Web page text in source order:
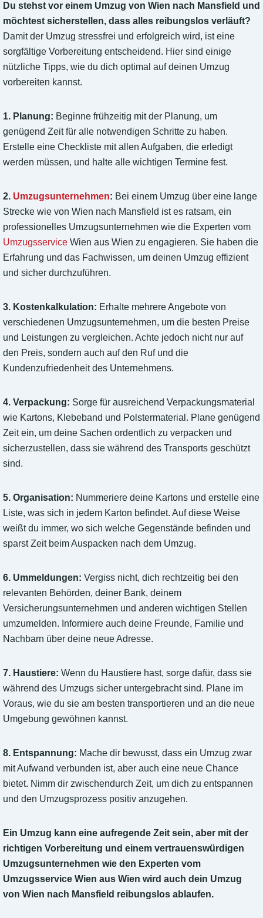
Du stehst vor einem Umzug von Wien nach Mansfield und
möchtest sicherstellen, dass alles reibungslos verläuft?
Damit der Umzug stressfrei und erfolgreich wird, ist eine
sorgfältige Vorbereitung entscheidend. Hier sind einige
nützliche Tipps, wie du dich optimal auf deinen Umzug
vorbereiten kannst.
1. Planung: Beginne frühzeitig mit der Planung, um
genügend Zeit für alle notwendigen Schritte zu haben.
Erstelle eine Checkliste mit allen Aufgaben, die erledigt
werden müssen, und halte alle wichtigen Termine fest.
2. Umzugsunternehmen: Bei einem Umzug über eine lange
Strecke wie von Wien nach Mansfield ist es ratsam, ein
professionelles Umzugsunternehmen wie die Experten vom
Umzugsservice Wien aus Wien zu engagieren. Sie haben die
Erfahrung und das Fachwissen, um deinen Umzug effizient
und sicher durchzuführen.
3. Kostenkalkulation: Erhalte mehrere Angebote von
verschiedenen Umzugsunternehmen, um die besten Preise
und Leistungen zu vergleichen. Achte jedoch nicht nur auf
den Preis, sondern auch auf den Ruf und die
Kundenzufriedenheit des Unternehmens.
4. Verpackung: Sorge für ausreichend Verpackungsmaterial
wie Kartons, Klebeband und Polstermaterial. Plane genügend
Zeit ein, um deine Sachen ordentlich zu verpacken und
sicherzustellen, dass sie während des Transports geschützt
sind.
5. Organisation: Nummeriere deine Kartons und erstelle eine
Liste, was sich in jedem Karton befindet. Auf diese Weise
weißt du immer, wo sich welche Gegenstände befinden und
sparst Zeit beim Auspacken nach dem Umzug.
6. Ummeldungen: Vergiss nicht, dich rechtzeitig bei den
relevanten Behörden, deiner Bank, deinem
Versicherungsunternehmen und anderen wichtigen Stellen
umzumelden. Informiere auch deine Freunde, Familie und
Nachbarn über deine neue Adresse.
7. Haustiere: Wenn du Haustiere hast, sorge dafür, dass sie
während des Umzugs sicher untergebracht sind. Plane im
Voraus, wie du sie am besten transportieren und an die neue
Umgebung gewöhnen kannst.
8. Entspannung: Mache dir bewusst, dass ein Umzug zwar
mit Aufwand verbunden ist, aber auch eine neue Chance
bietet. Nimm dir zwischendurch Zeit, um dich zu entspannen
und den Umzugsprozess positiv anzugehen.
Ein Umzug kann eine aufregende Zeit sein, aber mit der
richtigen Vorbereitung und einem vertrauenswürdigen
Umzugsunternehmen wie den Experten vom
Umzugsservice Wien aus Wien wird auch dein Umzug
von Wien nach Mansfield reibungslos ablaufen.